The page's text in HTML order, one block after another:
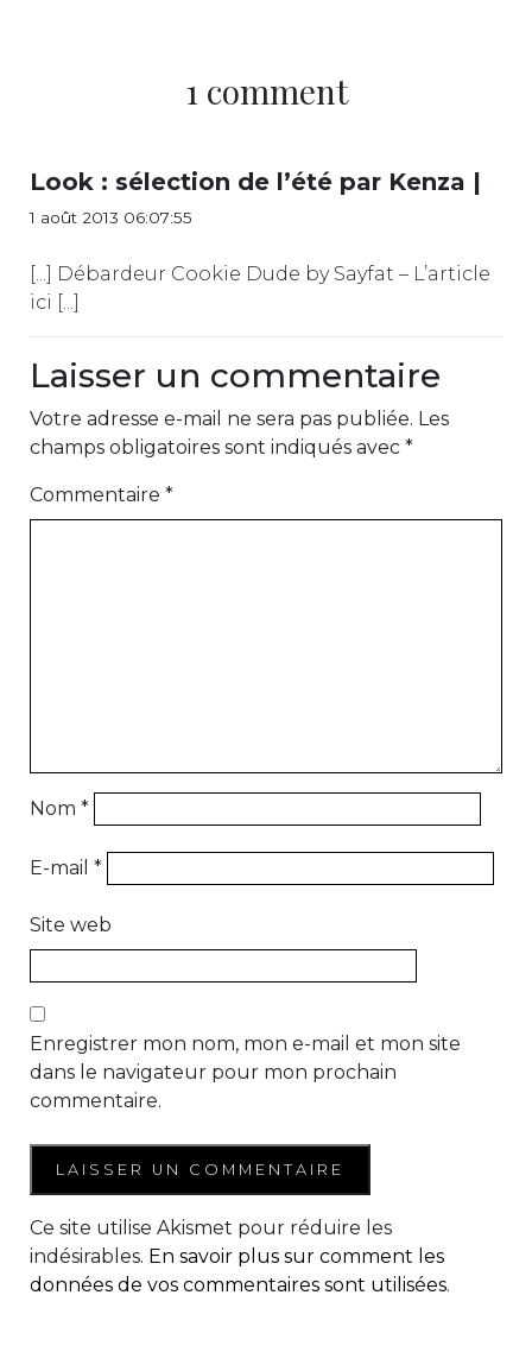
1 comment
Look : sélection de l’été par Kenza |
1 août 2013 06:07:55
[...] Débardeur Cookie Dude by Sayfat – L’article
ici [...]
Laisser un commentaire
Votre adresse e-mail ne sera pas publiée. Les
champs obligatoires sont indiqués avec *
Commentaire *
Nom *
E-mail *
Site web
Enregistrer mon nom, mon e-mail et mon site
dans le navigateur pour mon prochain
commentaire.
Ce site utilise Akismet pour réduire les
indésirables. En savoir plus sur comment les
données de vos commentaires sont utilisées.